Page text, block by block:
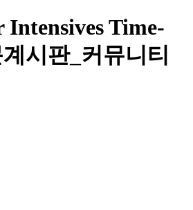
Intensives Time-
시판_커뮤니티